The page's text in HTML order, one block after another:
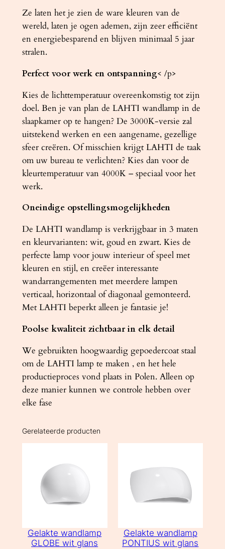
Ze laten het je zien de ware kleuren van de
wereld, laten je ogen ademen, zijn zeer efficiënt
en energiebesparend en blijven minimaal 5 jaar
stralen.
Perfect voor werk en ontspanning< /p>
Kies de lichttemperatuur overeenkomstig tot zijn
doel. Ben je van plan de LAHTI wandlamp in de
slaapkamer op te hangen? De 3000K-versie zal
uitstekend werken en een aangename, gezellige
sfeer creëren. Of misschien krijgt LAHTI de taak
om uw bureau te verlichten? Kies dan voor de
kleurtemperatuur van 4000K – speciaal voor het
werk.
Oneindige opstellingsmogelijkheden
De LAHTI wandlamp is verkrijgbaar in 3 maten
en kleurvarianten: wit, goud en zwart. Kies de
perfecte lamp voor jouw interieur of speel met
kleuren en stijl, en creëer interessante
wandarrangementen met meerdere lampen
verticaal, horizontaal of diagonaal gemonteerd.
Met LAHTI beperkt alleen je fantasie je!
Poolse kwaliteit zichtbaar in elk detail
We gebruikten hoogwaardig gepoedercoat staal
om de LAHTI lamp te maken , en het hele
productieproces vond plaats in Polen. Alleen op
deze manier kunnen we controle hebben over
elke fase
Gerelateerde producten
Gelakte wandlamp
GLOBE wit glans
Gelakte wandlamp
PONTIUS wit glans